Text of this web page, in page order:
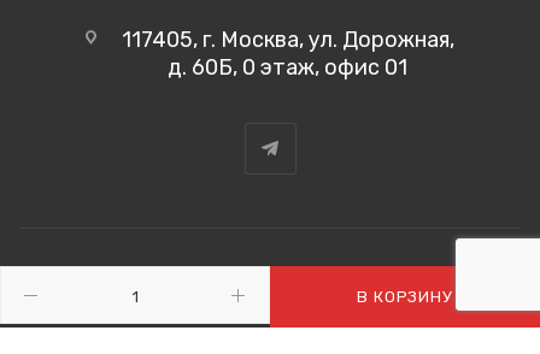
В КОРЗИНУ
117405, г. Москва, ул. Дорожная,
д. 60Б, 0 этаж, офис 01
2026 ©